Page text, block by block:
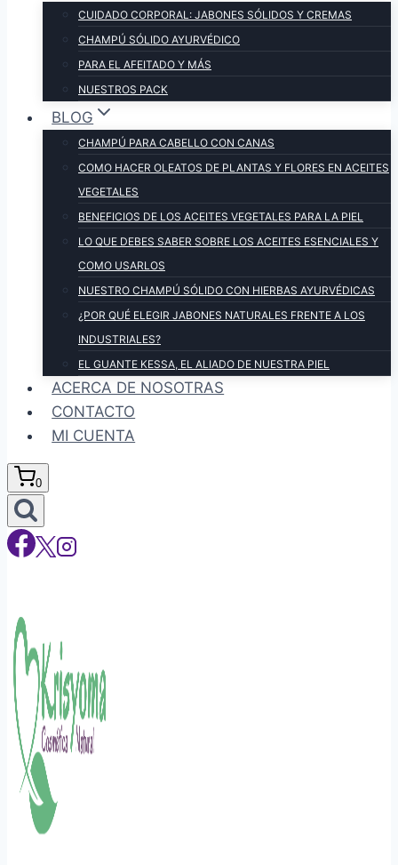
CUIDADO CORPORAL: JABONES SÓLIDOS Y CREMAS
CHAMPÚ SÓLIDO AYURVÉDICO
PARA EL AFEITADO Y MÁS
NUESTROS PACK
BLOG
CHAMPÚ PARA CABELLO CON CANAS
COMO HACER OLEATOS DE PLANTAS Y FLORES EN ACEITES
VEGETALES
BENEFICIOS DE LOS ACEITES VEGETALES PARA LA PIEL
LO QUE DEBES SABER SOBRE LOS ACEITES ESENCIALES Y
COMO USARLOS
NUESTRO CHAMPÚ SÓLIDO CON HIERBAS AYURVÉDICAS
¿POR QUÉ ELEGIR JABONES NATURALES FRENTE A LOS
INDUSTRIALES?
EL GUANTE KESSA, EL ALIADO DE NUESTRA PIEL
ACERCA DE NOSOTRAS
CONTACTO
MI CUENTA
0